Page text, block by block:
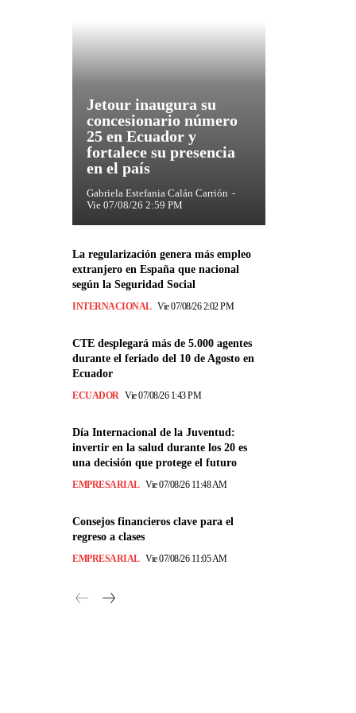
Jetour inaugura su
concesionario número
25 en Ecuador y
fortalece su presencia
en el país
Gabriela Estefania Calán Carrión -
Vie 07/08/26 2:59 PM
La regularización genera más empleo
extranjero en España que nacional
según la Seguridad Social
INTERNACIONAL Vie 07/08/26 2:02 PM
CTE desplegará más de 5.000 agentes
durante el feriado del 10 de Agosto en
Ecuador
ECUADOR Vie 07/08/26 1:43 PM
Día Internacional de la Juventud:
invertir en la salud durante los 20 es
una decisión que protege el futuro
EMPRESARIAL Vie 07/08/26 11:48 AM
Consejos financieros clave para el
regreso a clases
EMPRESARIAL Vie 07/08/26 11:05 AM